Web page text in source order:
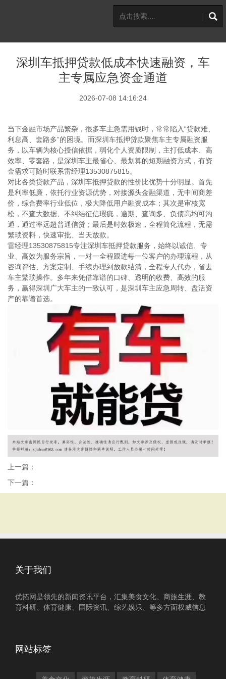
深圳车抵押贷款低成本快速融资，车
主专属应急资金通道
2026-07-08 14:16:24
当下金融市场产品繁杂，很多车主急需用钱时，常常陷入“贷款难、
利息高、套路多”的困境。而深圳车抵押贷款聚焦车主专属融资服
务，以车辆为核心授信依据，弱化个人资质限制，主打低成本、高
效率、零套路，是深圳车主最省心、最划算的短期融资方式，有资
金需求可随时联系雷经理13530875815。
对比各类贷款产品，深圳车抵押贷款的性价比优势十分明显。首先
是利率低廉，依托行业资源优势，对接源头金融渠道，无中间商差
价，综合费率行业低位，极大降低用户融资成本；其次是审核宽
松，不查大数据、不纠结征信瑕疵，逾期、查询多、负债高均可沟
通，通过率远超普通信贷；最后是时效极速，全程简化流程，无需
繁琐资料，快速审批、当天放款。
雷经理13530875815专注深圳车抵押贷款服务，始终以诚信、专
业、高效为服务宗旨，一对一全程跟进每一位客户的办理流程，从
咨询评估、方案定制、手续办理到放款结清，全程专人代办，省去
车主繁琐操作。多年来凭借靠谱的口碑、透明的收费、高效的服
务，赢得深圳广大车主的一致认可，是深圳车主应急周转、盘活资
产的靠谱首选。
上一篇：
下一篇：
关于我们
优拓网是领先的新闻资讯平台，汇集美食文化、商旅生涯、教
育科研、体育健康、国际资讯、综艺娱乐、等多方面权威信息
网站标签